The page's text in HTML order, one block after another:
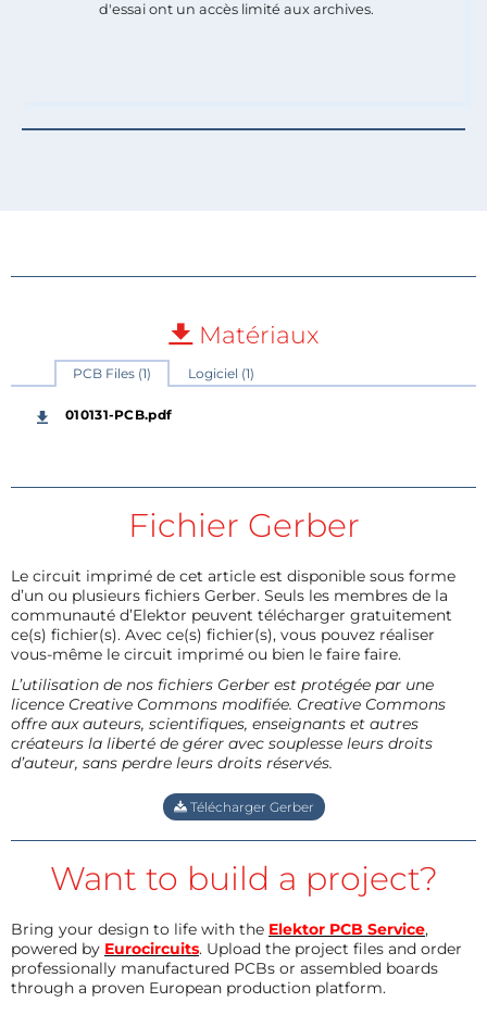
d'essai ont un accès limité aux archives.
Matériaux
PCB Files (1) Logiciel (1)
010131-PCB.pdf
Fichier Gerber
Le circuit imprimé de cet article est disponible sous forme
d’un ou plusieurs fichiers Gerber. Seuls les membres de la
communauté d’Elektor peuvent télécharger gratuitement
ce(s) fichier(s). Avec ce(s) fichier(s), vous pouvez réaliser
vous-même le circuit imprimé ou bien le faire faire.
L’utilisation de nos fichiers Gerber est protégée par une
licence Creative Commons modifiée. Creative Commons
offre aux auteurs, scientifiques, enseignants et autres
créateurs la liberté de gérer avec souplesse leurs droits
d’auteur, sans perdre leurs droits réservés.
Télécharger Gerber
Want to build a project?
Bring your design to life with the Elektor PCB Service,
powered by Eurocircuits. Upload the project files and order
professionally manufactured PCBs or assembled boards
through a proven European production platform.